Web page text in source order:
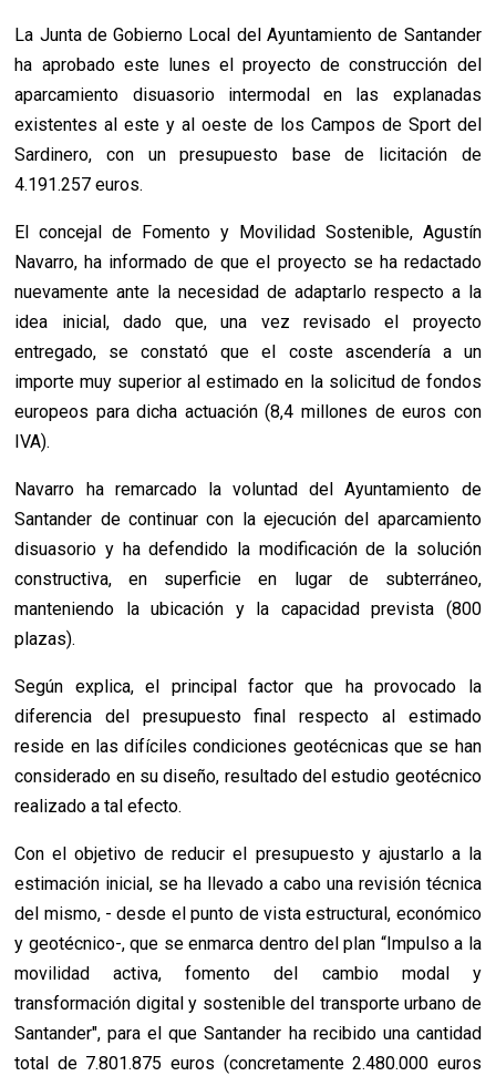
La Junta de Gobierno Local del Ayuntamiento de Santander
ha aprobado este lunes el proyecto de construcción del
aparcamiento disuasorio intermodal en las explanadas
existentes al este y al oeste de los Campos de Sport del
Sardinero, con un presupuesto base de licitación de
4.191.257 euros.
El concejal de Fomento y Movilidad Sostenible, Agustín
Navarro, ha informado de que el proyecto se ha redactado
nuevamente ante la necesidad de adaptarlo respecto a la
idea inicial, dado que, una vez revisado el proyecto
entregado, se constató que el coste ascendería a un
importe muy superior al estimado en la solicitud de fondos
europeos para dicha actuación (8,4 millones de euros con
IVA).
Navarro ha remarcado la voluntad del Ayuntamiento de
Santander de continuar con la ejecución del aparcamiento
disuasorio y ha defendido la modificación de la solución
constructiva, en superficie en lugar de subterráneo,
manteniendo la ubicación y la capacidad prevista (800
plazas).
Según explica, el principal factor que ha provocado la
diferencia del presupuesto final respecto al estimado
reside en las difíciles condiciones geotécnicas que se han
considerado en su diseño, resultado del estudio geotécnico
realizado a tal efecto.
Con el objetivo de reducir el presupuesto y ajustarlo a la
estimación inicial, se ha llevado a cabo una revisión técnica
del mismo, - desde el punto de vista estructural, económico
y geotécnico-, que se enmarca dentro del plan “Impulso a la
movilidad activa, fomento del cambio modal y
transformación digital y sostenible del transporte urbano de
Santander", para el que Santander ha recibido una cantidad
total de 7.801.875 euros (concretamente 2.480.000 euros